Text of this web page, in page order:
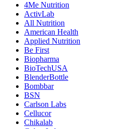
4Me Nutrition
ActivLab
All Nutrition
American Health
Applied Nutrition
Be First
Biopharma
BioTechUSA
BlenderBottle
Bombbar
BSN
Carlson Labs
Cellucor
Chikalab